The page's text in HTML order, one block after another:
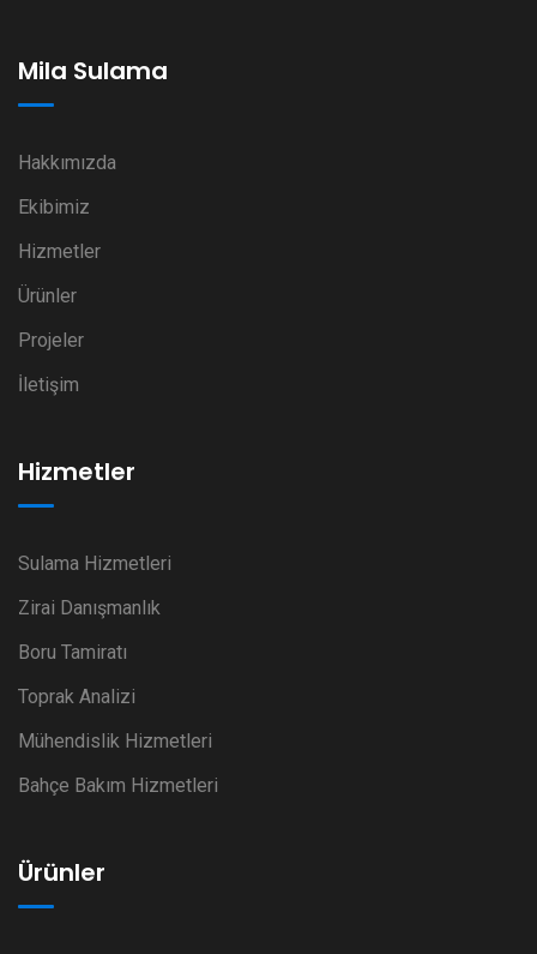
Mila Sulama
Hakkımızda
Ekibimiz
Hizmetler
Ürünler
Projeler
İletişim
Hizmetler
Sulama Hizmetleri
Zirai Danışmanlık
Boru Tamiratı
Toprak Analizi
Mühendislik Hizmetleri
Bahçe Bakım Hizmetleri
Ürünler